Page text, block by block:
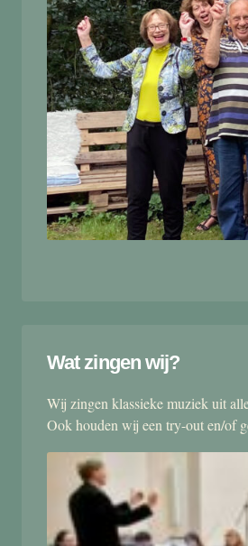
Wat zingen wij?
Wij zingen klassieke muziek uit
Ook houden wij een try-out en/of